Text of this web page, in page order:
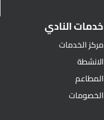
خدمات النادي
مركز الخدمات
الانشطة
المطاعم
الخصومات